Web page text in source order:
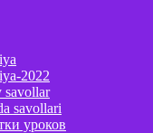
2022
savollar
savollari
уроков